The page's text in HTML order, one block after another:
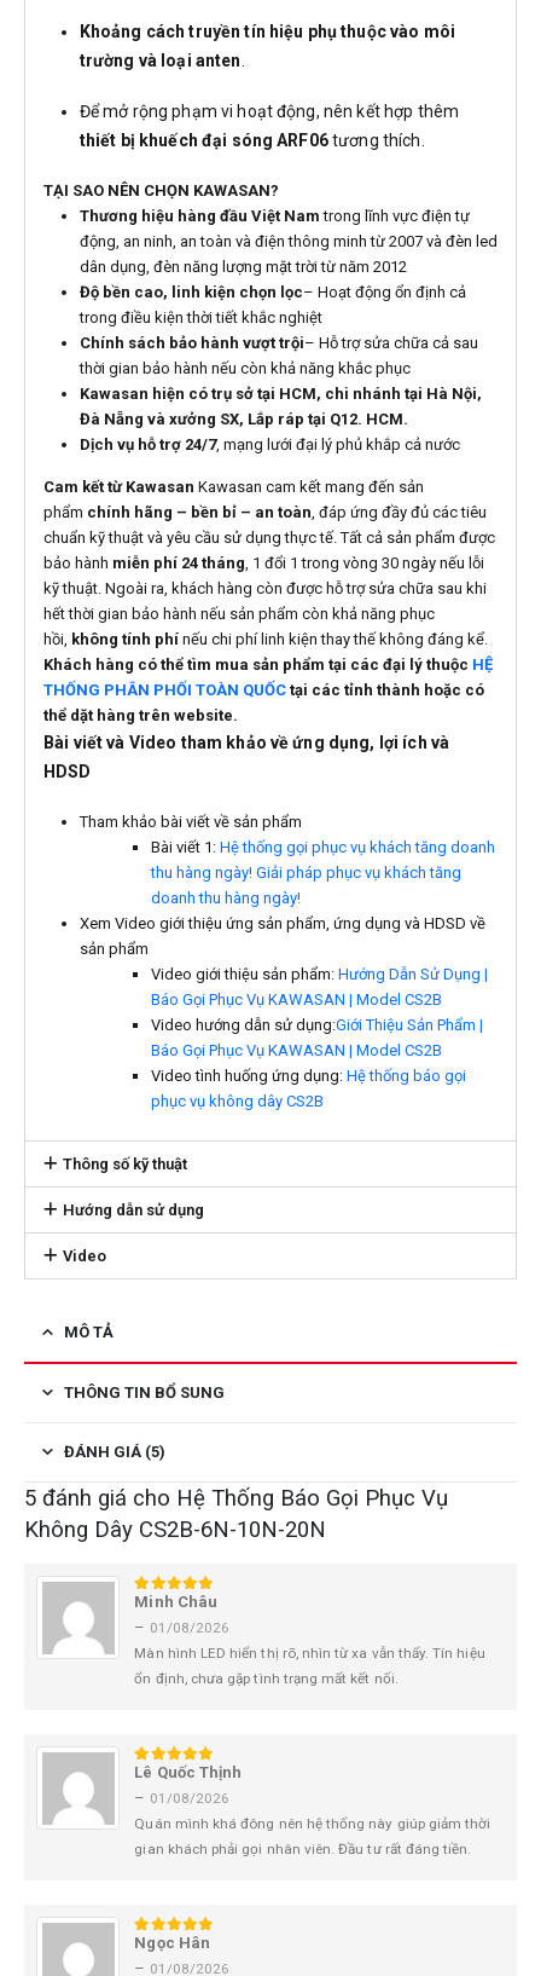
Khoảng cách truyền tín hiệu phụ thuộc vào môi
trường và loại anten
Để mở rộng phạm vi hoạt động, nên kết hợp thêm
thiết bị khuếch đại sóng ARF06tương thích.
TẠI SAO NÊN CHỌN KAWASAN?
Thương hiệu hàng đầu Việt Namtrong lĩnh vực điện tự
động, an ninh, an toàn và điện thông minh từ 2007 và đèn led
dân dụng, đèn năng lượng mặt trời từ năm 2012
Độ bền cao, linh kiện chọn lọc– Hoạt động ổn định cả
trong điều kiện thời tiết khắc nghiệt
Chính sách bảo hành vượt trội– Hỗ trợ sửa chữa cả sau
thời gian bảo hành nếu còn khả năng khắc phục
Kawasan hiện có trụ sở tại HCM, chi nhánh tại Hà Nội,
Đà Nẵng và xưởng SX, Lắp ráp tại Q12. HCM.
Dịch vụ hỗ trợ 24/7, mạng lưới đại lý phủ khắp cả nước
Cam kết từ Kawasan Kawasan cam kết mang đến sản
phẩm chính hãng – bền bỉ – an toàn, đáp ứng đầy đủ các tiêu
chuẩn kỹ thuật và yêu cầu sử dụng thực tế. Tất cả sản phẩm được
bảo hành miễn phí 24 tháng, 1 đổi 1 trong vòng 30 ngày nếu lỗi
kỹ thuật. Ngoài ra, khách hàng còn được hỗ trợ sửa chữa sau khi
hết thời gian bảo hành nếu sản phẩm còn khả năng phục
hồi, không tính phí nếu chi phí linh kiện thay thế không đáng kể.
Khách hàng có thể tìm mua sản phẩm tại các đại lý thuộc HỆ
THỐNG PHÂN PHỐI TOÀN QUỐC tại các tỉnh thành hoặc có
thể dặt hàng trên website.
Bài viết và Video tham khảo về ứng dụng, lợi ích và
HDSD
Tham khảo bài viết về sản phẩm
Bài viết 1:Hệ thống gọi phục vụ khách tăng doanh
thu hàng ngày! Giải pháp phục vụ khách tăng
doanh thu hàng ngày!
Xem Video giới thiệu ứng sản phẩm, ứng dụng và HDSD về
sản phẩm
Video giới thiệu sản phẩm:Hướng Dẫn Sử Dụng |
Báo Gọi Phục Vụ KAWASAN | Model CS2B
Video hướng dẫn sử dụng:Giới Thiệu Sản Phẩm |
Báo Gọi Phục Vụ KAWASAN | Model CS2B
Video tình huống ứng dụng:Hệ thống báo gọi
phục vụ không dây CS2B
Thông số kỹ thuật
Hướng dẫn sử dụng
Video
MÔ TẢ
THÔNG TIN BỔ SUNG
ĐÁNH GIÁ (5)
5 đánh giá cho Hệ Thống Báo Gọi Phục Vụ
Không Dây CS2B-6N-10N-20N
5 trên 5
Minh Châu
– 01/08/2026
Màn hình LED hiển thị rõ, nhìn từ xa vẫn thấy. Tín hiệu
ổn định, chưa gặp tình trạng mất kết nối.
5trên 5
Lê Quốc Thịnh
– 01/08/2026
Quán mình khá đông nên hệ thống này giúp giảm thời
gian khách phải gọi nhân viên. Đầu tư rất đáng tiền.
5 trên 5
Ngọc Hân
– 01/08/2026